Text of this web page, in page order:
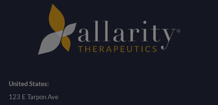
United States:
123 E Tarpon Ave